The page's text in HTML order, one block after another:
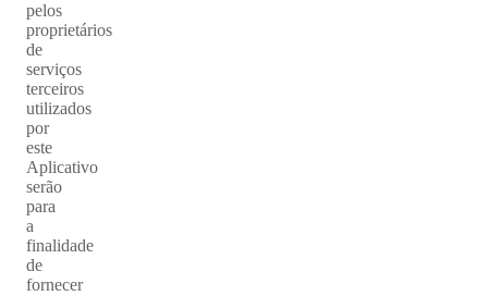
pelos
proprietários
de
serviços
terceiros
utilizados
por
este
Aplicativo
serão
para
a
finalidade
de
fornecer